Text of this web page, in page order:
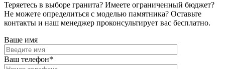
Теряетесь в выборе гранита? Имеете ограниченный бюджет?
Не можете определиться с моделью памятника? Оставьте
контакты и наш менеджер проконсультирует вас бесплатно.
Ваше имя
Ваш телефон*